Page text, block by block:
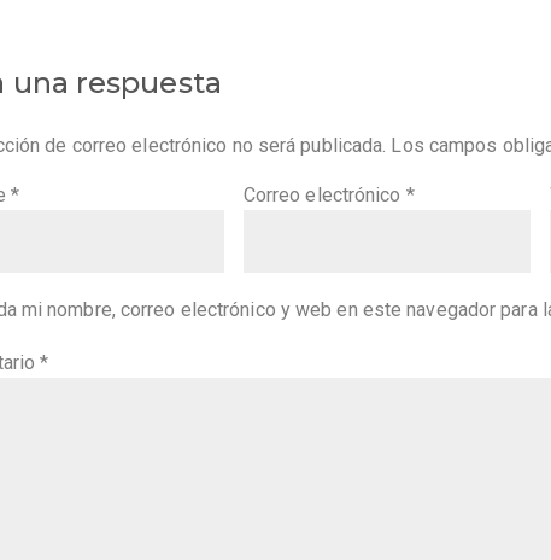
una respuesta
de correo electrónico no será publicada. Los campos
* Correo electrónico *
mi nombre, correo electrónico y web en este navegador para
*